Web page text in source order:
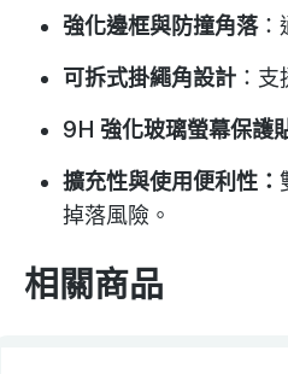
強化邊框與防撞角落：
可拆式掛繩角設計 ：
9H 強化玻璃螢幕保護
擴充性與使用便利性：
掉落風險。
相關商品